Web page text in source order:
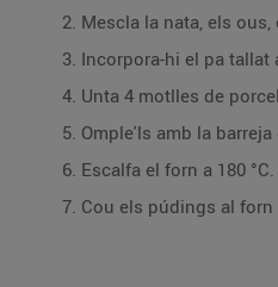
Mescla la nata, els
Incorpora-hi el pa tallat
Unta 4 motlles de
Omple'ls amb la
Escalfa el forn a 180 °C.
Cou els púdings al